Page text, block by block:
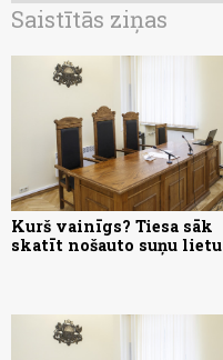
Saistītās ziņas
Kurš vainīgs? Tiesa sāk
skatīt nošauto suņu lietu